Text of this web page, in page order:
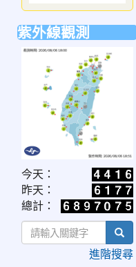
紫外線觀測
link
to
https://www.cwa.gov.tw/
今天：
昨天：
總計：
進階搜尋